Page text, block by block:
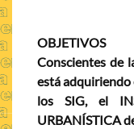
OBJETIVOS
Conscientes de
está adquiriendo
los SIG, el
URBANÍSTICA